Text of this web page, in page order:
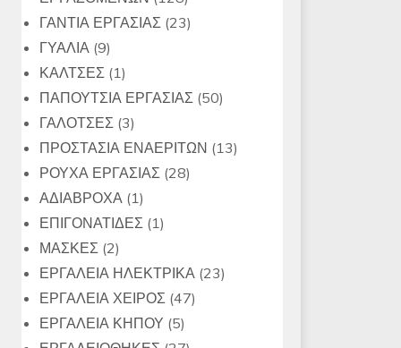
προϊόντα
ΓΑΝΤΙΑ ΕΡΓΑΣΙΑΣ 2323
ΓΥΑΛΙΑ 99
προϊόντα
ΚΑΛΤΣΕΣ 11
προϊόν
ΠΑΠΟΥΤΣΙΑ ΕΡΓΑΣΙΑΣ 5050
ΓΑΛΟΤΣΕΣ 33
προϊόντα
ΠΡΟΣΤΑΣΙΑ ΕΝΑΕΡΙΤΩΝ 1313
ΡΟΥΧΑ ΕΡΓΑΣΙΑΣ 2828
ΑΔΙΑΒΡΟΧΑ 11
προϊόν
ΕΠΙΓΟΝΑΤΙΔΕΣ 11
ΜΑΣΚΕΣ 22
προϊόντα
ΕΡΓΑΛΕΙΑ ΗΛΕΚΤΡΙΚΑ 2323
ΕΡΓΑΛΕΙΑ ΧΕΙΡΟΣ 4747
ΕΡΓΑΛΕΙΑ ΚΗΠΟΥ 55